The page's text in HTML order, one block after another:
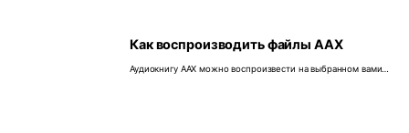
Как воспроизводить файлы AAX
Аудиокнигу AAX можно воспроизвести на выбранном вами